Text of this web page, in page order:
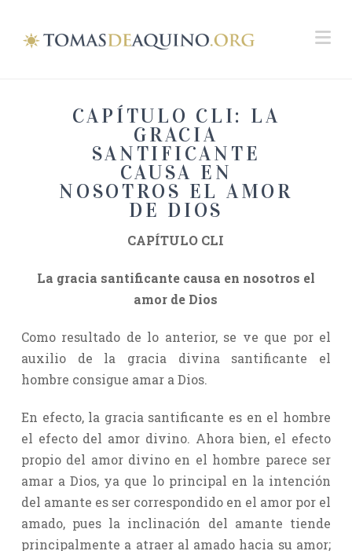
CAPÍTULO CLI: LA
GRACIA
SANTIFICANTE
CAUSA EN
NOSOTROS EL AMOR
DE DIOS
CAPÍTULO CLI
La gracia santificante causa en nosotros el
amor de Dios
Como resultado de lo anterior, se ve que por el
auxilio de la gracia divina santificante el
hombre consigue amar a Dios.
En efecto, la gracia santificante es en el hombre
el efecto del amor divino. Ahora bien, el efecto
propio del amor divino en el hombre parece ser
amar a Dios, ya que lo principal en la intención
del amante es ser correspondido en el amor por el
amado, pues la inclinación del amante tiende
principalmente a atraer al amado hacia su amor;